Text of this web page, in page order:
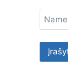
Name